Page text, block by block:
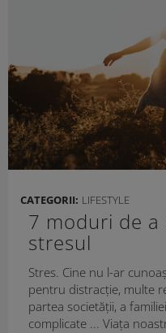
CATEGORII: LIFESTYLE
7 moduri de
stresul
Stres. Cine nu l-ar
pentru distracție, multe
partea societății, a
complicate ... Viața